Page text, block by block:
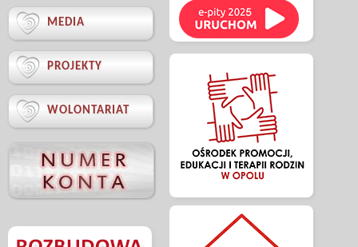
 MEDIA
 PROJEKTY
 WOLONTARIAT